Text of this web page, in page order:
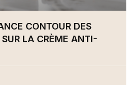
CONTOUR DES
LA CRÈME ANTI-